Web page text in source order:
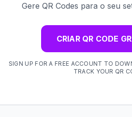
Gere QR Codes para o seu
CRIAR QR CODE
SIGN UP FOR A FREE ACCOUNT TO
TRACK YOUR QR